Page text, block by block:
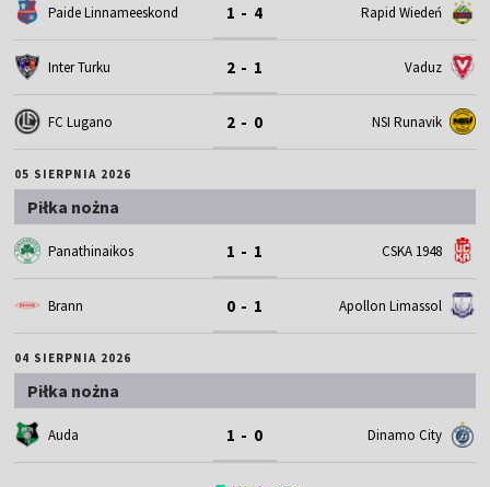
Paide Linnameeskond 1 - 4 Rapid Wiedeń
Inter Turku 2 - 1 Vaduz
FC Lugano 2 - 0 NSI Runavik
05 SIERPNIA 2026
Piłka nożna
Panathinaikos 1 - 1 CSKA 1948
Brann 0 - 1 Apollon Limassol
04 SIERPNIA 2026
Piłka nożna
Auda 1 - 0 Dinamo City